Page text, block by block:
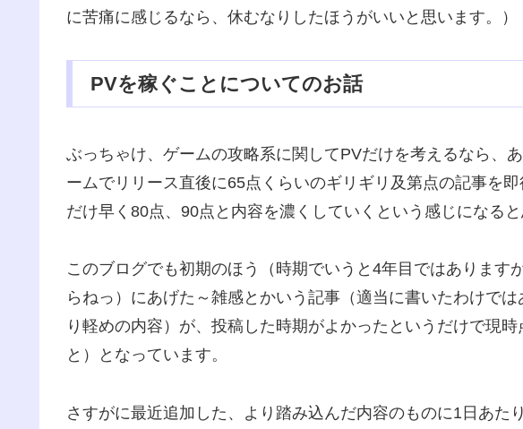
に苦痛に感じるなら、休むなりしたほうがいいと思います。）
PVを稼ぐことについてのお話
ぶっちゃけ、ゲームの攻略系に関してPVだけを考えるなら、
ームでリリース直後に65点くらいのギリギリ及第点の記事を
だけ早く80点、90点と内容を濃くしていくという感じになると
このブログでも初期のほう（時期でいうと4年目ではあります
らねっ）にあげた～雑感とかいう記事（適当に書いたわけで
り軽めの内容）が、投稿した時期がよかったというだけで現
と）となっています。
さすがに最近追加した、より踏み込んだ内容のものに1日あた